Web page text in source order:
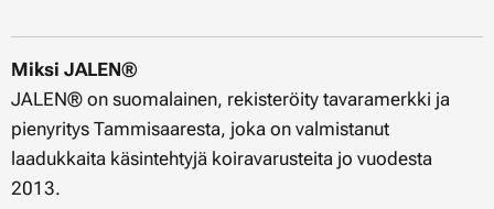
Miksi JALEN®
JALEN® on suomalainen, rekisteröity tavaramerkki ja
pienyritys Tammisaaresta, joka on valmistanut
laadukkaita käsintehtyjä koiravarusteita jo vuodesta
2013.